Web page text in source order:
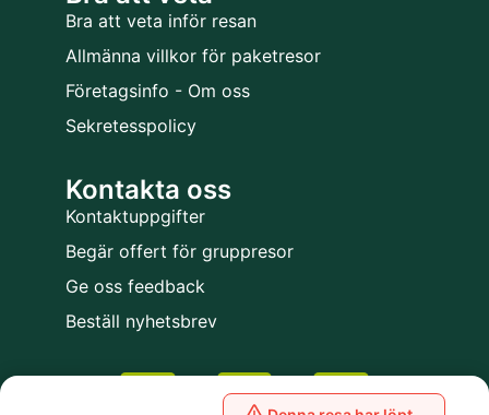
Bra att veta inför resan
Allmänna villkor för paketresor
Företagsinfo - Om oss
Sekretesspolicy
Kontakta oss
Kontaktuppgifter
Begär offert för gruppresor
Ge oss feedback
Beställ nyhetsbrev